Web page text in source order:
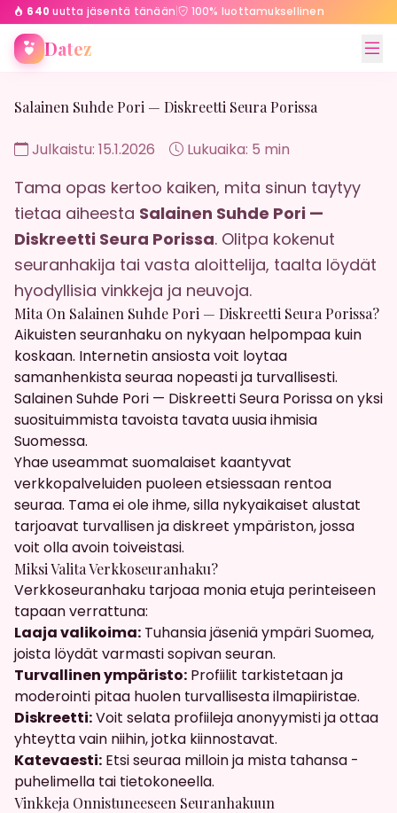
640 uutta jäsentä tänään | 100% luottamuksellinen
Datez
EtusivuSalainen Suhde Pori — Diskreetti Seura Porissa
Salainen Suhde Pori — Diskreetti Seura Porissa
Julkaistu: 15.1.2026 Lukuaika: 5 min
Tama opas kertoo kaiken, mita sinun taytyy
tietaa aiheesta Salainen Suhde Pori —
Diskreetti Seura Porissa. Olitpa kokenut
seuranhakija tai vasta aloittelija, taalta löydät
hyodyllisia vinkkeja ja neuvoja.
Mita On Salainen Suhde Pori — Diskreetti Seura Porissa?
Aikuisten seuranhaku on nykyaan helpompaa kuin
koskaan. Internetin ansiosta voit loytaa
samanhenkista seuraa nopeasti ja turvallisesti.
Salainen Suhde Pori — Diskreetti Seura Porissa on yksi
suosituimmista tavoista tavata uusia ihmisia
Suomessa.
Yhae useammat suomalaiset kaantyvat
verkkopalveluiden puoleen etsiessaan rentoa
seuraa. Tama ei ole ihme, silla nykyaikaiset alustat
tarjoavat turvallisen ja diskreet ympäriston, jossa
voit olla avoin toiveistasi.
Miksi Valita Verkkoseuranhaku?
Verkkoseuranhaku tarjoaa monia etuja perinteiseen
tapaan verrattuna:
Laaja valikoima: Tuhansia jäseniä ympäri Suomea,
joista löydät varmasti sopivan seuran.
Turvallinen ympäristo: Profiilit tarkistetaan ja
moderointi pitaa huolen turvallisesta ilmapiiristae.
Diskreetti:Voit selata profiileja anonyymisti ja ottaa
yhteytta vain niihin, jotka kiinnostavat.
Katevaesti: Etsi seuraa milloin ja mista tahansa -
puhelimella tai tietokoneella.
Vinkkeja Onnistuneeseen Seuranhakuun